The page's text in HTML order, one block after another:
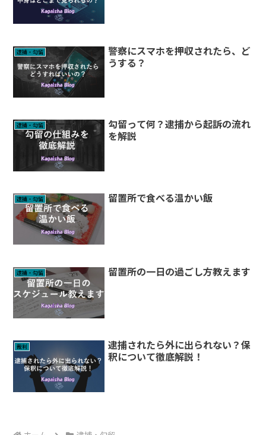
逮捕・勾留
警察にスマホを押収されたら、ど
うする？
逮捕・勾留
勾留って何？逮捕から起訴の流れ
を解説
逮捕・勾留 留置所で食べる温かい飯
逮捕・勾留 留置所の一日の過ごし方教えます
裁判
逮捕されたら外に出られない？保
釈について徹底解説！